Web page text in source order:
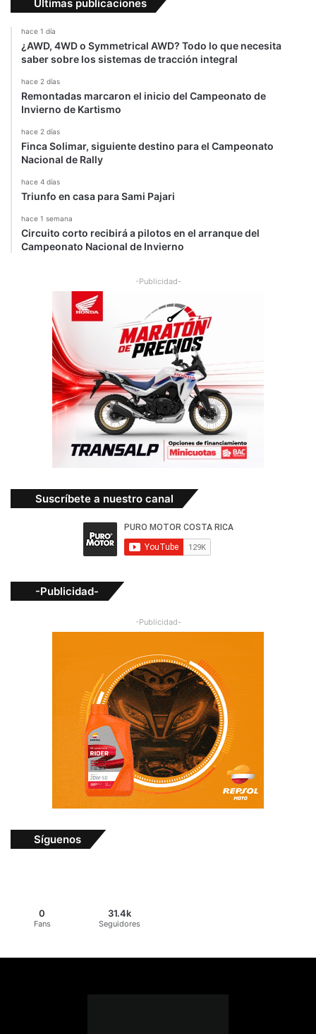
Últimas publicaciones
hace 1 día
¿AWD, 4WD o Symmetrical AWD? Todo lo que necesita
saber sobre los sistemas de tracción integral
hace 2 días
Remontadas marcaron el inicio del Campeonato de
Invierno de Kartismo
hace 2 días
Finca Solimar, siguiente destino para el Campeonato
Nacional de Rally
hace 4 días
Triunfo en casa para Sami Pajari
hace 1 semana
Circuito corto recibirá a pilotos en el arranque del
Campeonato Nacional de Invierno
-Publicidad-
Suscríbete a nuestro canal
-Publicidad-
-Publicidad-
Síguenos
0
Fans
31.4k
Seguidores